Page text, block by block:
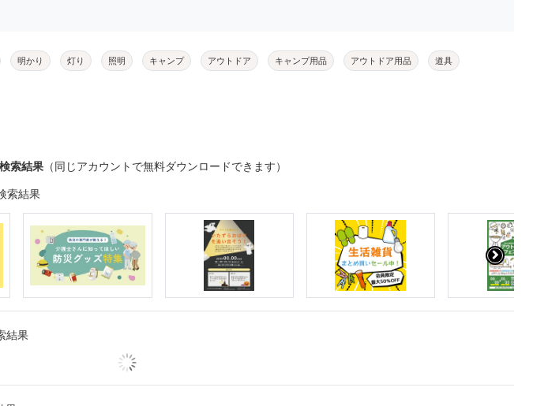
明かり 灯り 照明 キャンプ アウトドア キャンプ用品 アウトドア用品 道具
索結果 （同じアカウントで無料ダウンロードできます）
索結果
結果